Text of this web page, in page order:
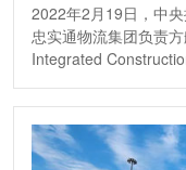
2022年2月19日，中央
忠实通物流集团负责
Integrated
“像造汽车一样造房子